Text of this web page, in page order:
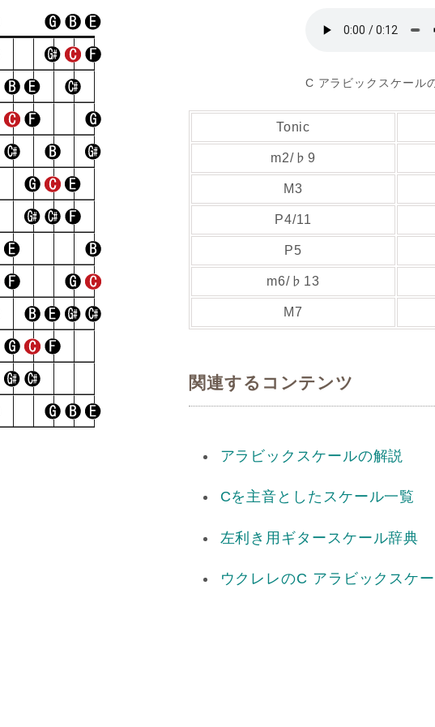
C アラビックスケール
Tonic
m2/♭9
M3
P4/11
P5
m6/♭13
M7
関連するコンテンツ
アラビックスケールの解説
Cを主音としたスケール一覧
左利き用ギタースケール辞典
ウクレレのC アラビックスケ